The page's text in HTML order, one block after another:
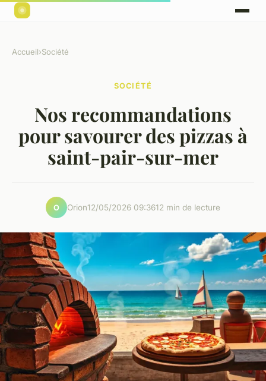
Accueil›Société
SOCIÉTÉ
Nos recommandations
pour savourer des pizzas à
saint-pair-sur-mer
O Orion12/05/2026 09:3612 min de lecture